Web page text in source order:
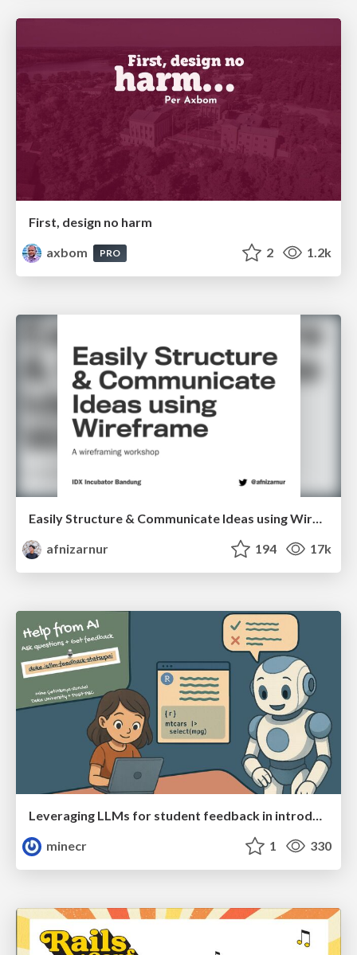
First, design no harm
axbom
PRO 2 1.2k
Easily Structure & Communicate Ideas using Wireframe
afnizarnur
194 17k
Leveraging LLMs for student feedback in introductory data science courses - posit::conf(2025)
minecr
1 330